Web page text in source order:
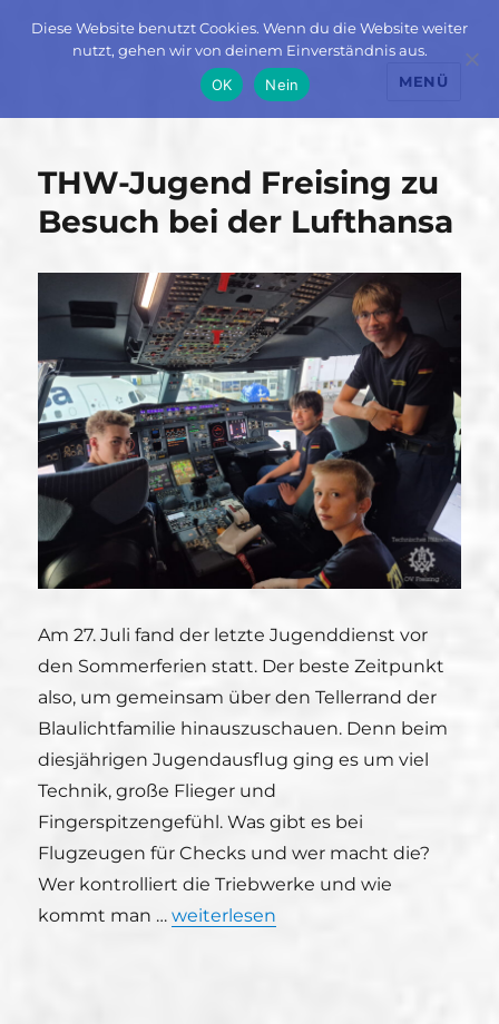
MENÜ
Aktuelles
THW-Jugend Freising zu
Besuch bei der Lufthansa
Am 27. Juli fand der letzte Jugenddienst vor
den Sommerferien statt. Der beste Zeitpunkt
also, um gemeinsam über den Tellerrand der
Blaulichtfamilie hinauszuschauen. Denn beim
diesjährigen Jugendausflug ging es um viel
Technik, große Flieger und
Fingerspitzengefühl. Was gibt es bei
Flugzeugen für Checks und wer macht die?
Wer kontrolliert die Triebwerke und wie
kommt man …„THW-Jugend Freising zu Besuch
weiterlesen
Diese Website benutzt Cookies. Wenn du die Website weiter
nutzt, gehen wir von deinem Einverständnis aus.
OK
Nein